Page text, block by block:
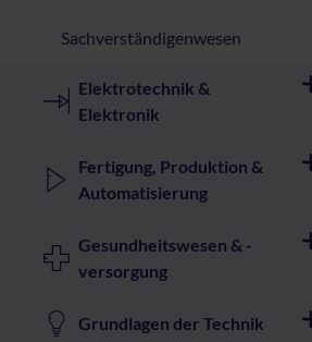
Sachverständigenwesen
Elektrotechnik &
Elektronik
Fertigung, Produktion &
Automatisierung
Gesundheitswesen & -
versorgung
Grundlagen der Technik